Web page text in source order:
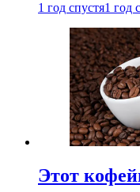
1 год спустя1 год
Этот